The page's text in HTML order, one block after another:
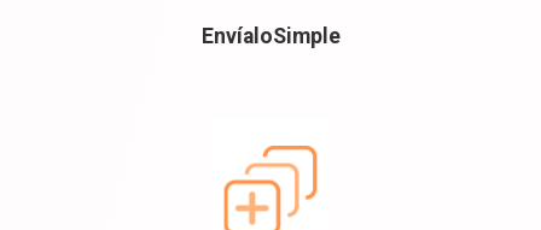
EnvíaloSimple